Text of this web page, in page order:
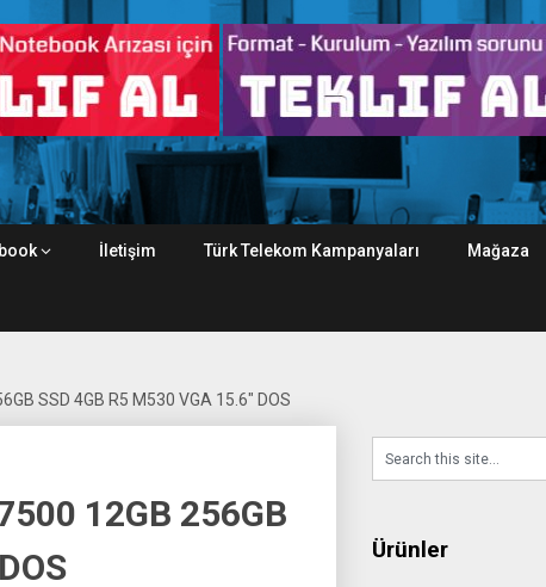
İletişim Türk Telekom Kampanyaları Mağaza
SSD 4GB R5 M530 VGA 15.6″ DOS
12GB 256GB
Ürünler